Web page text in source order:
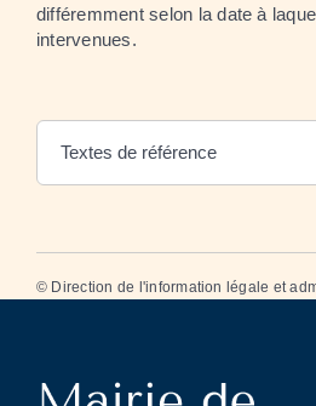
différemment selon la date à
intervenues.
Textes de référence
© Direction de l'information légale et